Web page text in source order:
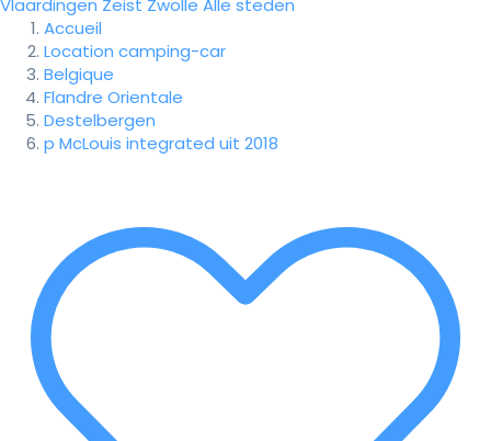
Vlaardingen Zeist Zwolle Alle steden
Accueil
Location camping-car
Belgique
Flandre Orientale
Destelbergen
p McLouis integrated uit 2018